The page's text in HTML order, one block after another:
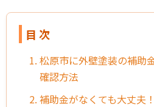
目 次
1. 松原市に外壁塗装の補助
確認方法
2. 補助金がなくても大丈夫